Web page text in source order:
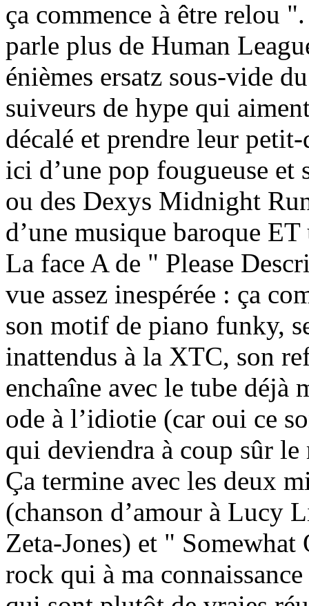
ça commence à être relou
parle plus de Human
énièmes ersatz sous-vide
suiveurs de hype qui
décalé et prendre leur
ici d’une pop fougueuse
ou des Dexys Midnight
d’une musique baroque
La face A de " Please
vue assez inespérée : ça
son motif de piano funky,
inattendus à la XTC, son
enchaîne avec le tube déjà
ode à l’idiotie (car oui ce
qui deviendra à coup sûr
Ça termine avec les deux
(chanson d’amour à Lucy
Zeta-Jones) et "
rock qui à ma